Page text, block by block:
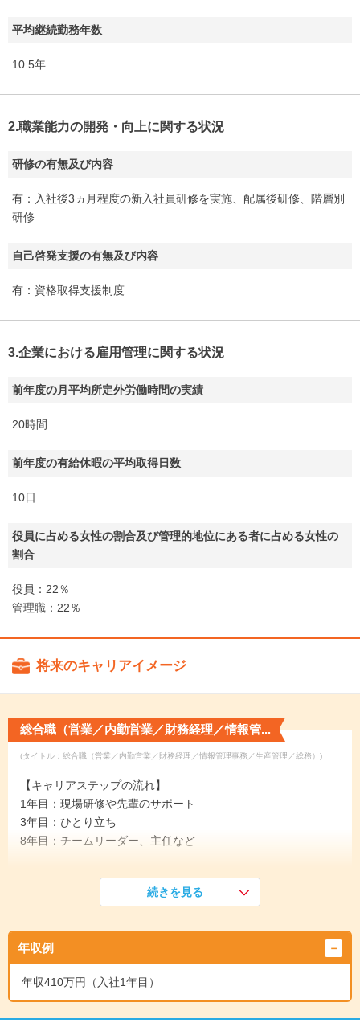
平均継続勤務年数
10.5年
2.職業能力の開発・向上に関する状況
研修の有無及び内容
有：入社後3ヵ月程度の新入社員研修を実施、配属後研修、階層別
研修
自己啓発支援の有無及び内容
有：資格取得支援制度
3.企業における雇用管理に関する状況
前年度の月平均所定外労働時間の実績
20時間
前年度の有給休暇の平均取得日数
10日
役員に占める女性の割合及び管理的地位にある者に占める女性の
割合
役員：22％
管理職：22％
将来のキャリアイメージ
総合職（営業／内勤営業／財務経理／情報管...
(タイトル：総合職（営業／内勤営業／財務経理／情報管理事務／生産管理／総務）)
【キャリアステップの流れ】
1年目：現場研修や先輩のサポート
3年目：ひとり立ち
8年目：チームリーダー、主任など
入社後はまず、業界や会社についての基礎知識を学ぶ研修から
す。その後は、先輩社員の隣で一緒に業務を進めながら、少し
ずつ現場の雰囲気に慣れていきます。
《入社3年目》
続きを見る
年収例
年収410万円（入社1年目）